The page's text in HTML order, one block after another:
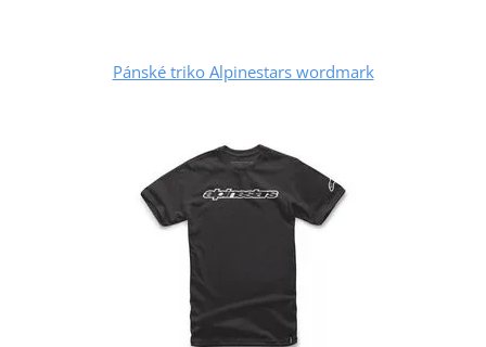
Pánské triko Alpinestars wordmark